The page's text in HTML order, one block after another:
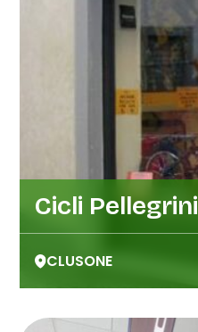
Cicli Pellegrini
CLUSONE